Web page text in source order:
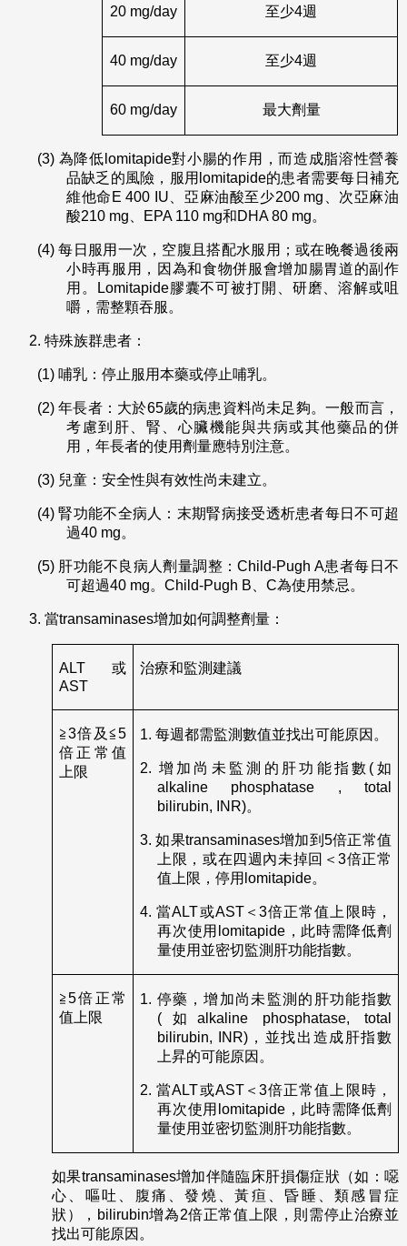
20 mg/day 至少4週
40 mg/day 至少4週
60 mg/day 最大劑量
(3) 為降低lomitapide對小腸的作用，而造成脂溶性營養
品缺乏的風險，服用lomitapide的患者需要每日補充
維他命E 400 IU、亞麻油酸至少200 mg、次亞麻油
酸210 mg、EPA 110 mg和DHA 80 mg。
(4)每日服用一次，空腹且搭配水服用；或在晚餐過後兩
小時再服用，因為和食物併服會增加腸胃道的副作
用。Lomitapide膠囊不可被打開、研磨、溶解或咀
嚼，需整顆吞服。
特殊族群患者：
(1) 哺乳：停止服用本藥或停止哺乳。
(2)年長者：大於65歲的病患資料尚未足夠。一般而言，
考慮到肝、腎、心臟機能與共病或其他藥品的併
用，年長者的使用劑量應特別注意。
(3) 兒童：安全性與有效性尚未建立。
(4)腎功能不全病人：末期腎病接受透析患者每日不可超
過40 mg。
(5) 肝功能不良病人劑量調整：Child-Pugh A患者每日不
可超過40 mg。Child-Pugh B、C為使用禁忌。
當transaminases增加如何調整劑量：
ALT或
AST
治療和監測建議
≧3倍及≦5
倍正常值
上限
1.每週都需監測數值並找出可能原因。
2. 增加尚未監測的肝功能指數(如
alkaline phosphatase , total
bilirubin, INR)。
3.如果transaminases增加到5倍正常值
上限，或在四週內未掉回＜3倍正常
值上限，停用lomitapide。
4.當ALT或AST＜3倍正常值上限時，
再次使用lomitapide，此時需降低劑
量使用並密切監測肝功能指數。
≧5倍正常
值上限
1. 停藥，增加尚未監測的肝功能指數
(如alkaline phosphatase, total
bilirubin, INR)，並找出造成肝指數
上昇的可能原因。
2.當ALT或AST＜3倍正常值上限時，
再次使用lomitapide，此時需降低劑
量使用並密切監測肝功能指數。
如果transaminases增加伴隨臨床肝損傷症狀（如：噁
心、嘔吐、腹痛、發燒、黃疸、昏睡、類感冒症
狀），bilirubin增為2倍正常值上限，則需停止治療並
找出可能原因。